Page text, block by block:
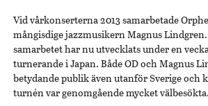
Vid vårkonserterna 2013 samarbetade
mångisdige jazzmusikern Magnus
samarbetet har nu utvecklats under en
turnerande i Japan. Både OD och Magnus
betydande publik även utanför Sverige och
turnén var genomgående mycket välbesökta.